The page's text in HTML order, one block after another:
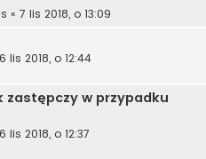
« 7 lis 2018, o 13:09
6 lis 2018, o 12:44
zastępczy w przypadku
6 lis 2018, o 12:37